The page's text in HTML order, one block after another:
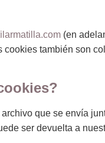
(en
también son
que se envía
ser devuelta a